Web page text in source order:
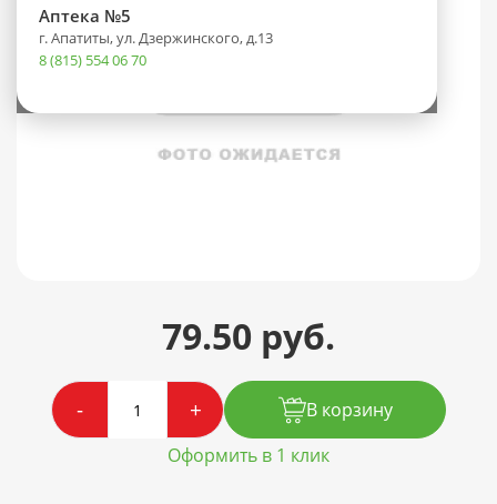
Аптека №5
г. Апатиты, ул. Дзержинского, д.13
8 (815) 554 06 70
79.50 руб.
- +
В корзину
Оформить в 1 клик